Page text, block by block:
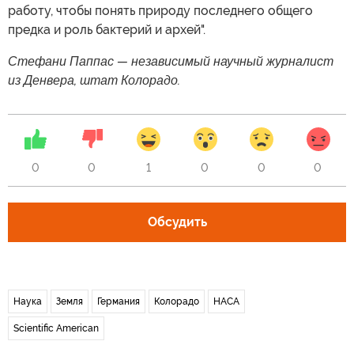
работу, чтобы понять природу последнего общего
предка и роль бактерий и архей".
Стефани Паппас — независимый научный журналист
из Денвера, штат Колорадо.
0 0 1 0 0 0
Обсудить
Наука Земля Германия Колорадо НАСА
Scientific American